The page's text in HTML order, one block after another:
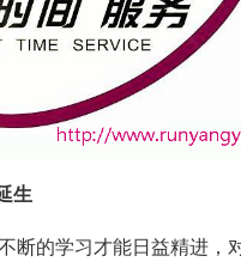
生
断的学习才能日益精进，